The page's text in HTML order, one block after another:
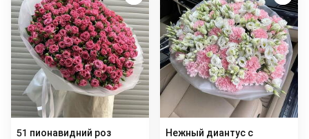
51 пионавидний роз
Нежный диантус с